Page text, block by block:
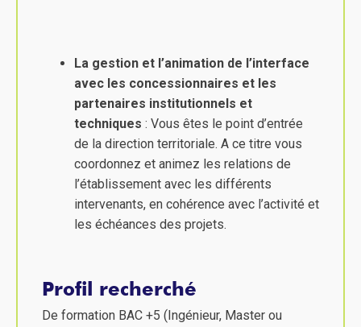
La gestion et l’animation de l’interface
avec les concessionnaires et les
partenaires institutionnels et
techniques : Vous êtes le point d’entrée
de la direction territoriale. A ce titre vous
coordonnez et animez les relations de
l’établissement avec les différents
intervenants, en cohérence avec l’activité et
les échéances des projets.
Profil recherché
De formation BAC +5 (Ingénieur, Master ou